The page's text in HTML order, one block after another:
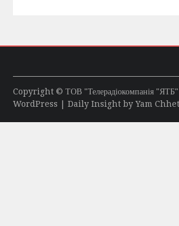
Copyright © ТОВ "Телерадіокомпанія
WordPress | Daily Insight byYam